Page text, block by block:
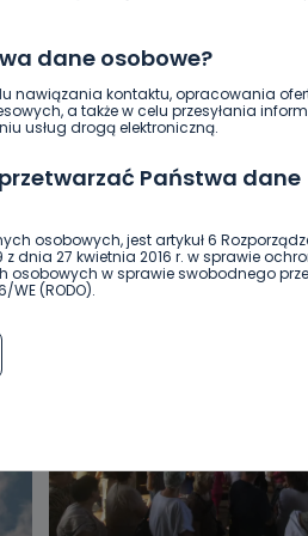
dane osobowe?
nawiązania kontaktu, opracowania
a także w celu przesyłania
usług drogą elektroniczną.
Państwa dane
osobowych, jest artykuł 6
dnia 27 kwietnia 2016 r. w sprawie
w sprawie swobodnego
(RODO).
jest wymogiem ustawowym lub
Państwa dane?
Ostrów Wielkopolski (63-400) przy
HISTORIA
INFO WSZYSTKICH ŚWIĘTYCH